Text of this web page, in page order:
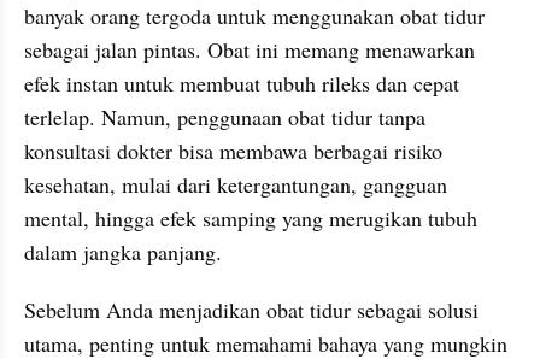
banyak orang tergoda untuk menggunakan obat tidur
sebagai jalan pintas. Obat ini memang menawarkan
efek instan untuk membuat tubuh rileks dan cepat
terlelap. Namun, penggunaan obat tidur tanpa
konsultasi dokter bisa membawa berbagai risiko
kesehatan, mulai dari ketergantungan, gangguan
mental, hingga efek samping yang merugikan tubuh
dalam jangka panjang.
Sebelum Anda menjadikan obat tidur sebagai solusi
utama, penting untuk memahami bahaya yang mungkin